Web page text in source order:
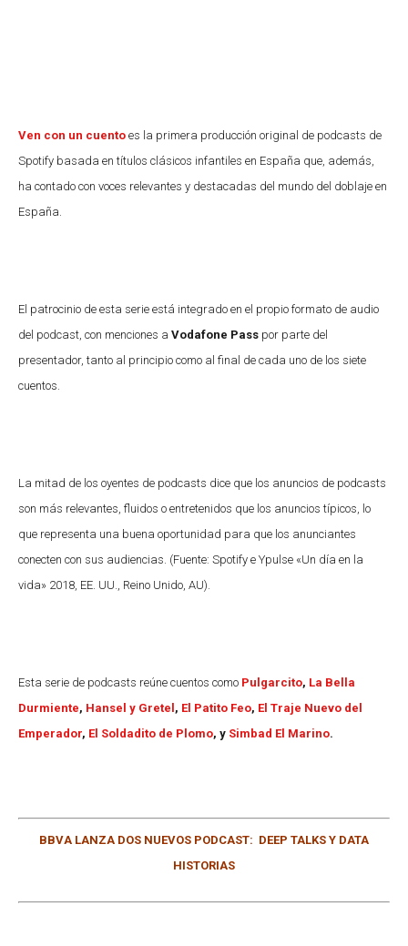
Ven con un cuento es la primera producción original de podcasts de
Spotify basada en títulos clásicos infantiles en España que, además,
ha contado con voces relevantes y destacadas del mundo del doblaje en
España.
El patrocinio de esta serie está integrado en el propio formato de audio
del podcast, con menciones a Vodafone Pass por parte del
presentador, tanto al principio como al final de cada uno de los siete
cuentos.
La mitad de los oyentes de podcasts dice que los anuncios de podcasts
son más relevantes, fluidos o entretenidos que los anuncios típicos, lo
que representa una buena oportunidad para que los anunciantes
conecten con sus audiencias. (Fuente: Spotify e Ypulse «Un día en la
vida» 2018, EE. UU., Reino Unido, AU).
Esta serie de podcasts reúne cuentos como Pulgarcito, La Bella
Durmiente, Hansel y Gretel, El Patito Feo, El Traje Nuevo del
Emperador, El Soldadito de Plomo, y Simbad El Marino.
BBVA LANZA DOS NUEVOS PODCAST: DEEP TALKS Y DATA
HISTORIAS